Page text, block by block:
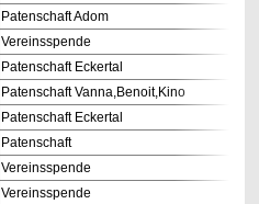
Patenschaft Adom
Vereinsspende
Patenschaft Eckertal
Patenschaft Vanna,Benoit,Kino
Patenschaft Eckertal
Patenschaft
Vereinsspende
Vereinsspende